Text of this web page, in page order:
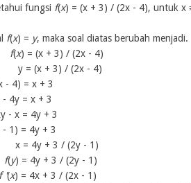
fungsi f(x) = (x + 3) / (2x - 4), untuk x
f(x) = y, maka soal diatas berubah menjadi.
f(x) = (x + 3) / (2x - 4)
(x + 3) / (2x - 4)
- 4) = x + 3
- 4y = x + 3
- x = 4y + 3
- 1) = 4y + 3
= 4y + 3 / (2y - 1)
(y) = 4y + 3 / (2y - 1)
(x) = 4x + 3 / (2x - 1)